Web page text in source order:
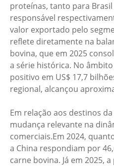
proteínas, tanto para
responsável
valor exportado pelo
reflete diretamente na
bovina, que em 2025
a série histórica. No
positivo em US$ 17,7
regional, alcançou
Em relação aos destinos
mudança relevante na
comerciais.Em 2024,
a China respondiam por
carne bovina. Já em 2025,